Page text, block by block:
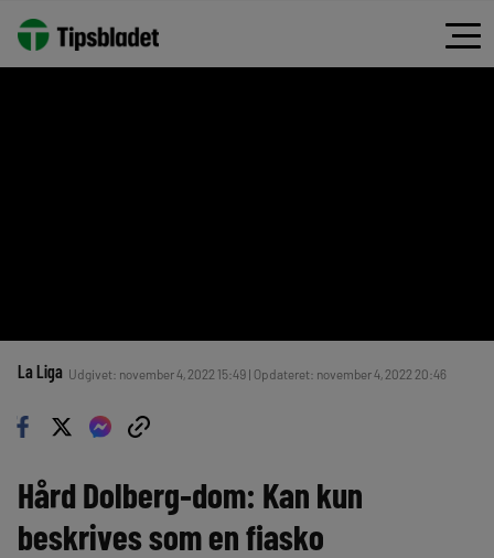
La Liga Udgivet: november 4, 2022 15:49 | Opdateret: november 4, 2022 20:46
Hård Dolberg-dom: Kan kun
beskrives som en fiasko